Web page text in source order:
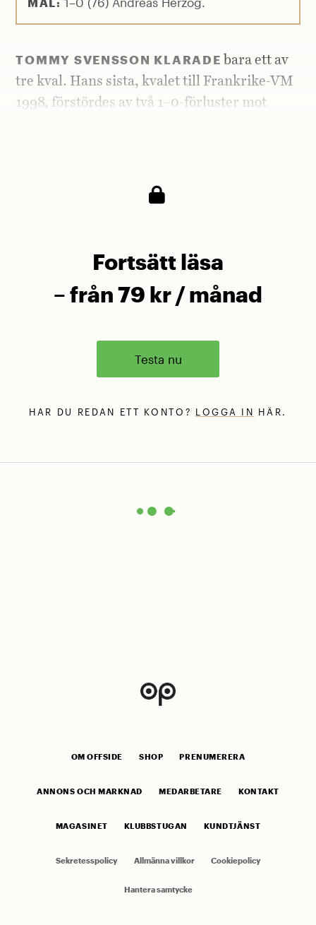
MÅL:
TOMMY SVENSSON KLARADE bara ett av
tre kval. Hans sista, kvalet till Frankrike-VM
1998, förstördes av två 1–0-förluster mot
Fortsätt läsa
– från 79 kr / månad
Testa nu
HAR DU REDAN ETT KONTO? LOGGA IN HÄR.
OM OFFSIDE SHOP PRENUMERERA
ANNONS OCH MARKNAD MEDARBETARE KONTAKT
MAGASINET KLUBBSTUGAN KUNDTJÄNST
Sekretesspolicy Allmänna villkor Cookiepolicy
Hantera samtycke